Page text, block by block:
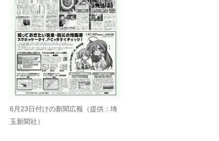
好きが集まる 比べて選べる
ビジネスと働き方のヒント
AI活用のいまが分かる
企業ITのトレンドを詳説
マーケ×ITの今がよく分かる
6月23日付けの新聞広報（提供：埼
玉新聞社）